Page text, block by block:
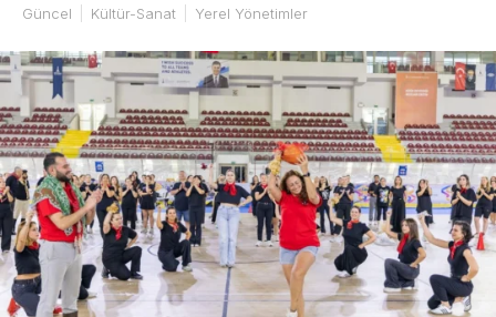
Güncel Kültür-Sanat Yerel Yönetimler